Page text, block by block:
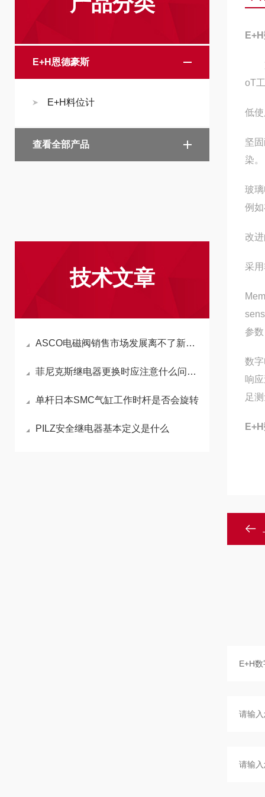
E+H恩德豪斯
E+H料位计
查看全部产品
技术文章
ASCO电磁阀销售市场发展离不了新技术新技术新工艺
菲尼克斯继电器更换时应注意什么问题?
单杆日本SMC气缸工作时杆是否会旋转
PILZ安全继电器基本定义是什么
oT
低
坚
染。
玻
例
改
采
参
数
响
足